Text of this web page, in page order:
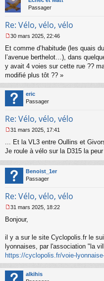
u
Passager
Re: Vélo, vélo, vélo
e
s
s
g
n
o
l
u
30 mars 2025, 22:46
Et comme d’habitude (les quais
l’avenue berthelot…), dans
y avait 4 voies sur cette rue ??
modifié plus tôt ?? »
eric
Passager
Re: Vélo, vélo, vélo
s
a
g
e
o
l
u
31 mars 2025, 17:41
... Et la VL3 entre Oullins et
Je roule à vélo sur la D315 la peur
Benoist_1er
Passager
Re: Vélo, vélo, vélo
e
s
a
g
e
n
o
31 mars 2025, 18:22
Bonjour,
il y a sur le site Cyclopolis.fr le
lyonnaises, par l'association "la
https://cyclopolis.fr/voie-
alkihis